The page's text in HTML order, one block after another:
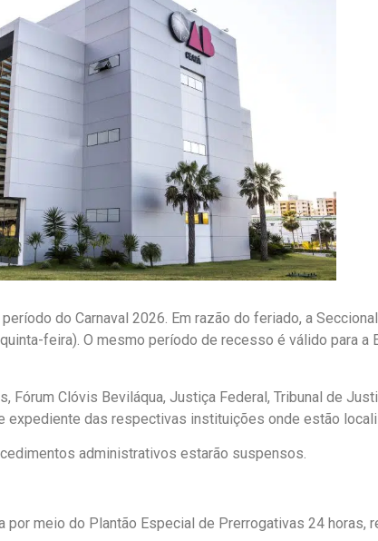
do Carnaval 2026. Em razão do feriado, a
feira). O mesmo período de recesso é válido para a
Clóvis Beviláqua, Justiça Federal, Tribunal de
expediente das respectivas instituições onde estão
administrativos estarão suspensos.
meio do Plantão Especial de Prerrogativas 24